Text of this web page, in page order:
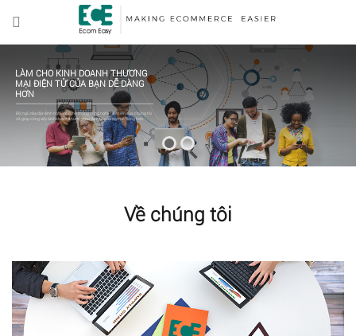
LÀM CHO KINH DOANH THƯƠNG
MẠI ĐIỆN TỬ CỦA BẠN DỄ DÀNG
HƠN
Đội ngũ dày dặn kinh nghiệm và hệ thống công nghệ tiên tiến của chúng tôi
sẽ giúp công việc kinh doanh thương mại điện tử của bạn dễ dàng hơn.
Về chúng tôi